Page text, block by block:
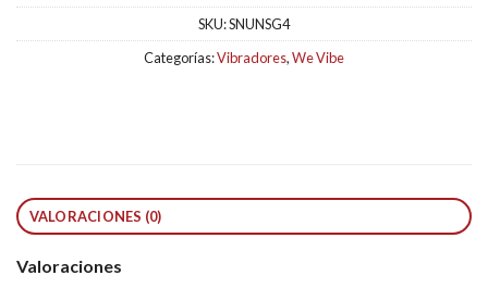
SKU:SNUNSG4
Categorías:Vibradores,We Vibe
VALORACIONES (0)
Valoraciones